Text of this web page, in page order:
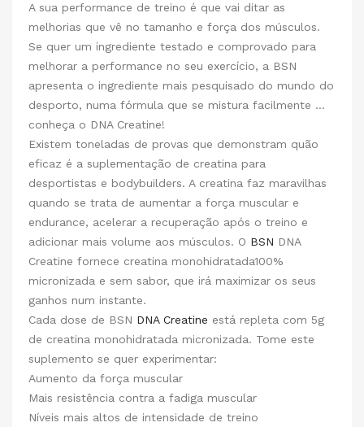
A sua performance de treino é que vai ditar as
melhorias que vê no tamanho e força dos músculos.
Se quer um ingrediente testado e comprovado para
melhorar a performance no seu exercício, a BSN
apresenta o ingrediente mais pesquisado do mundo do
desporto, numa fórmula que se mistura facilmente ...
conheça o DNA Creatine!
Existem toneladas de provas que demonstram quão
eficaz é a suplementação de creatina para
desportistas e bodybuilders. A creatina faz maravilhas
quando se trata de aumentar a força muscular e
endurance, acelerar a recuperação após o treino e
adicionar mais volume aos músculos. O BSN DNA
Creatine fornece creatina monohidratada100%
micronizada e sem sabor, que irá maximizar os seus
ganhos num instante.
Cada dose de BSN DNA Creatine está repleta com 5g
de creatina monohidratada micronizada. Tome este
suplemento se quer experimentar:
Aumento da força muscular
Mais resistência contra a fadiga muscular
Níveis mais altos de intensidade de treino